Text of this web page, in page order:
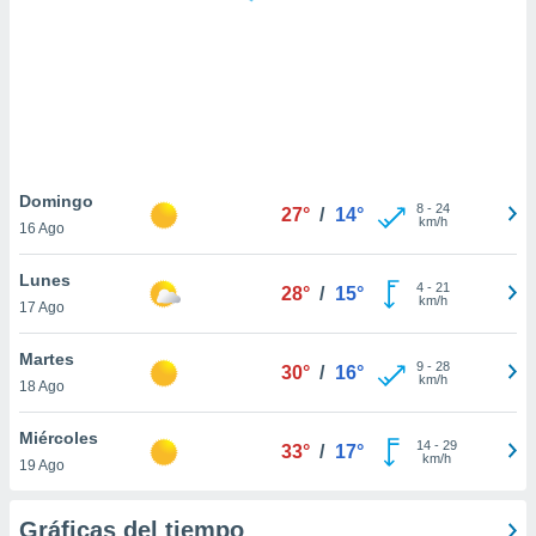
similares
como
sitio
de
traten tus
en
interés
su
Domingo
16 Ago
27° / 14° 8- 24
km/h
Lunes
17 Ago
28° / 15° 4- 21
km/h
Martes
18 Ago
30° / 16° 9- 28
km/h
Miércoles
19 Ago
33° / 17° 14- 29
km/h
Gráficas del tiempo